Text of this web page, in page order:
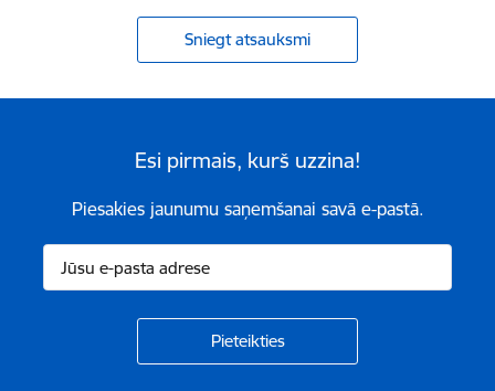
Sniegt atsauksmi
Esi pirmais, kurš uzzina!
Piesakies jaunumu saņemšanai savā e-pastā.